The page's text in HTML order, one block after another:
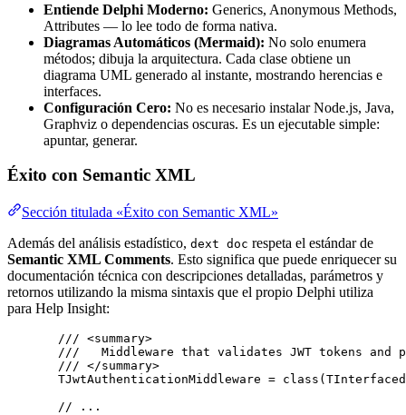
Entiende Delphi Moderno: Generics, Anonymous Methods,
Attributes — lo lee todo de forma nativa.
Diagramas Automáticos (Mermaid): No solo enumera
métodos; dibuja la arquitectura. Cada clase obtiene un
diagrama UML generado al instante, mostrando herencias e
interfaces.
Configuración Cero: No es necesario instalar Node.js, Java,
Graphviz o dependencias oscuras. Es un ejecutable simple:
apuntar, generar.
Éxito con Semantic XML
Sección titulada «Éxito con Semantic XML»
Además del análisis estadístico, dext doc respeta el estándar de
Semantic XML Comments. Esto significa que puede enriquecer su
documentación técnica con descripciones detalladas, parámetros y
retornos utilizando la misma sintaxis que el propio Delphi utiliza
para Help Insight:
/// <summary>
///   Middleware that validates JWT tokens and
/// </summary>
TJwtAuthenticationMiddleware = class
// ...